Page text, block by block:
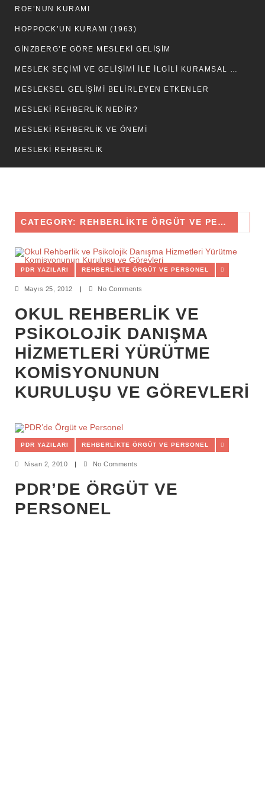
ROE’NUN KURAMI
HOPPOCK’UN KURAMI (1963)
GINZBERG’E GÖRE MESLEKI GELIŞIM
MESLEK SEÇİMİ VE GELİŞİMİ İLE İLGİLİ KURAMSAL GÖRÜŞLER
MESLEKSEL GELİŞİMİ BELİRLEYEN ETKENLER
MESLEKİ REHBERLİK NEDİR?
MESLEKİ REHBERLİK VE ÖNEMİ
MESLEKİ REHBERLİK
CATEGORY: REHBERLIKTE ÖRGÜT VE PERSONEL
PDR YAZILARI REHBERLIKTE ÖRGÜT VE PERSONEL
Mayıs 25, 2012 No Comments
OKUL REHBERLIK VE
PSIKOLOJIK DANIŞMA
HIZMETLERI YÜRÜTME
KOMISYONUNUN
KURULUŞU VE GÖREVLERI
PDR YAZILARI REHBERLIKTE ÖRGÜT VE PERSONEL
Nisan 2, 2010 No Comments
PDR’DE ÖRGÜT VE
PERSONEL